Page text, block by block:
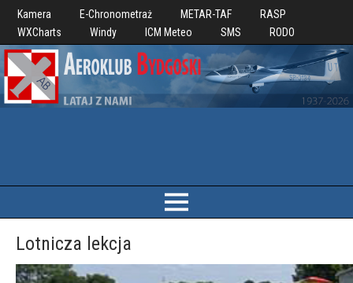
Kamera E-Chronometraż METAR-TAF
RASP
WXCharts
Windy ICM Meteo SMS RODO
Lotnicza lekcja